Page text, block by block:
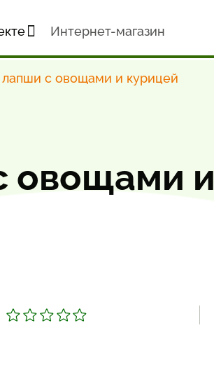
Интернет-магазин
лапши с овощами и курицей
овощами и